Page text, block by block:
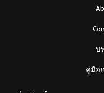
บ
คู่มือ